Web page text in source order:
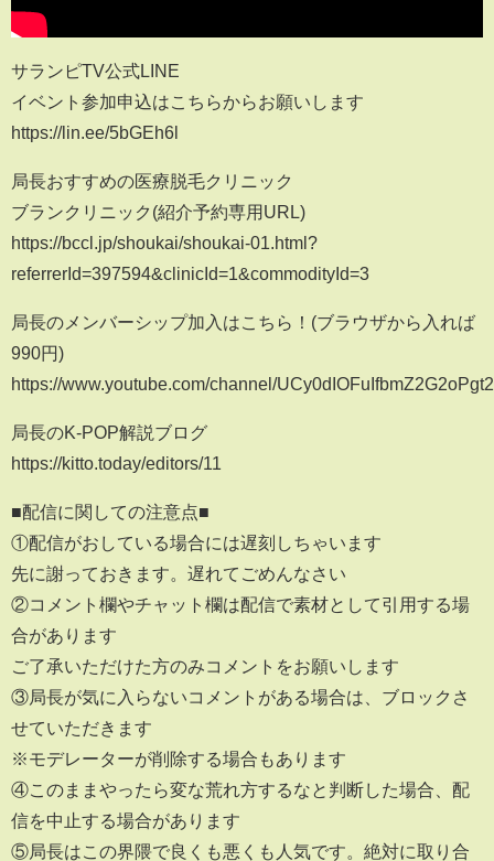
サランピTV公式LINE
イベント参加申込はこちらからお願いします
https://lin.ee/5bGEh6l
局長おすすめの医療脱毛クリニック
ブランクリニック(紹介予約専用URL)
https://bccl.jp/shoukai/shoukai-01.html?
referrerId=397594&clinicId=1&commodityId=3
局長のメンバーシップ加入はこちら！(ブラウザから入れば
990円)
https://www.youtube.com/channel/
局長のK-POP解説ブログ
https://kitto.today/editors/11
■配信に関しての注意点■
①配信がおしている場合には遅刻しちゃいます
先に謝っておきます。遅れてごめんなさい
②コメント欄やチャット欄は配信で素材として引用する場
合があります
ご了承いただけた方のみコメントをお願いします
③局長が気に入らないコメントがある場合は、ブロックさ
せていただきます
※モデレーターが削除する場合もあります
④このままやったら変な荒れ方するなと判断した場合、配
信を中止する場合があります
⑤局長はこの界隈で良くも悪くも人気です。絶対に取り合